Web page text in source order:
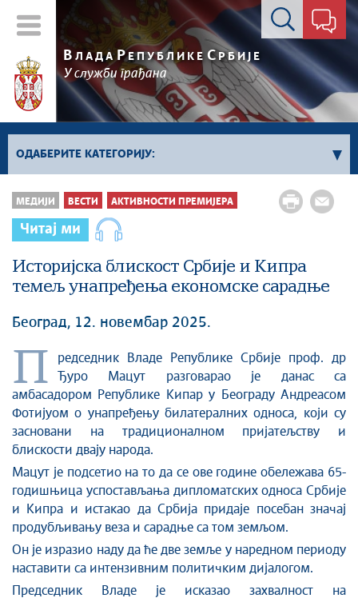
Контакт форма
В ЛАДА РЕПУБЛИКЕ СРБИЈЕ
У служби грађана
ОДАБЕРИТЕ КАТЕГОРИЈУ:
Влада Србије
Активности премијера
Активности потпредседника
Активности Владе
Косово и Метохија
Политика
Стоп корупцији
Култура и вера
Спорт
Конференције за новинаре
Интервјуи
Линкови
Издвојене теме
COVID-19 - архива
МЕДИЈИ ВЕСТИ АКТИВНОСТИ ПРЕМИЈЕРА
Читај ми
Историјска блискост Србије и Кипра
темељ унапређења економске сарадње
Београд, 12. новембар 2025.
П
редседник Владе Републике Србије проф. др
Ђуро Мацут разговарао је данас са
амбасадором Републике Кипар у Београду Андреасом
Фотијуом о унапређењу билатералних односа, који су
засновани на традиционалном пријатељству и
блискости двају народа.
Мацут је подсетио на то да се ове године обележава 65-
годишњица успостављања дипломатских односа Србије
и Кипра и истакао да Србија придаје посебан значај
продубљивању веза и сарадње са том земљом.
Он је изразио наду да ће две земље у наредном периоду
наставити са интензивним политичким дијалогом.
Председник Владе је исказао захвалност на